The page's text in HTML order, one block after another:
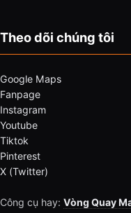
Theo dõi chúng tôi
Google Maps
Fanpage
Instagram
Youtube
Tiktok
Pinterest
X (Twitter)
Công cụ hay: Vòng Quay